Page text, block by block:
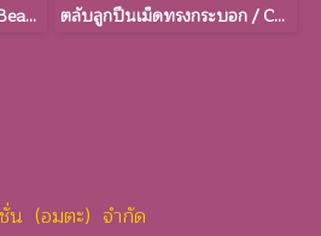
ตลับลูกปืนเม็ดกลม / Ball Bearings ตลับลูกปืนเม็ดทรงกระบอก / Cylindrical Bearings
น (อมตะ) จำกัด